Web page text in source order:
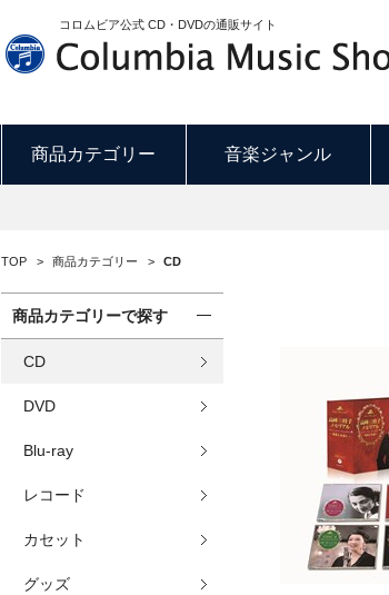
コロムビア公式 CD・DVDの通販サイト
商品カテゴリー 音楽ジャンル
TOP > 商品カテゴリー > CD
商品カテゴリーで探す
CD
DVD
Blu-ray
レコード
カセット
グッズ